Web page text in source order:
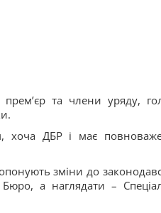
та члени уряду,
хоча ДБР і має
зміни до
а наглядати –